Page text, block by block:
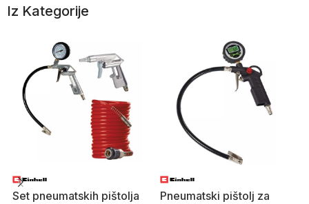
Iz Kategorije
Set pneumatskih pištolja
Pneumatski pištolj za